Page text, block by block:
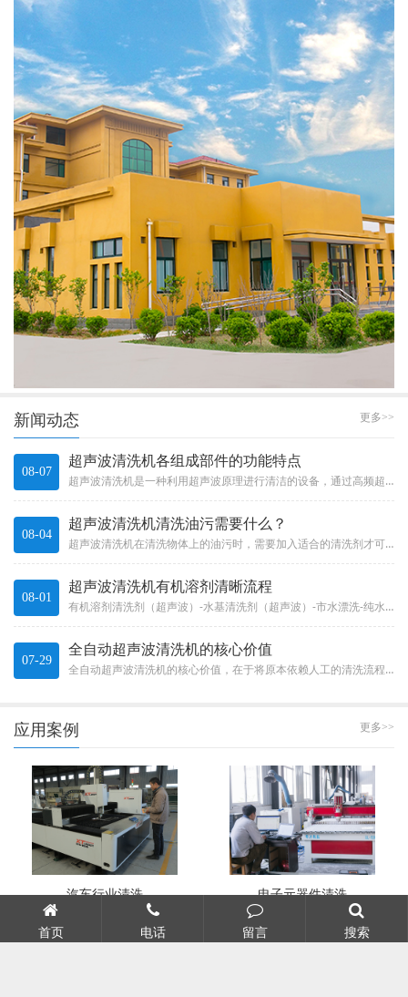
更多>>
新闻动态
08-07
超声波清洗机各组成部件的功能特点
超声波清洗机是一种利用超声波原理进行清洁的设备，通过高频超声波振动产生的微小气泡在液体中爆破，产生冲击力和吸力，能够清...
08-04
超声波清洗机清洗油污需要什么？
超声波清洗机在清洗物体上的油污时，需要加入适合的清洗剂才可以发挥超声波清洗机更好的清洗作用。那么一般需要什么样的清洗剂...
08-01
超声波清洗机有机溶剂清晰流程
有机溶剂清洗剂（超声波）-水基清洗剂（超声波）-市水漂洗-纯水漂洗-IPA（异丙醇）脱水-IPA慢拉干燥。Organi...
07-29
全自动超声波清洗机的核心价值
全自动超声波清洗机的核心价值，在于将原本依赖人工的清洗流程有效自动化。它不只是“加了个机械手”那么简单，而是一整套系统...
更多>>
应用案例
汽车行业清洗 电子元器件清洗
首页 电话 留言 搜索